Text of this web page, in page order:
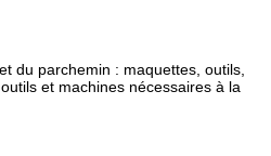
du parchemin : maquettes, outils,
et machines nécessaires à la